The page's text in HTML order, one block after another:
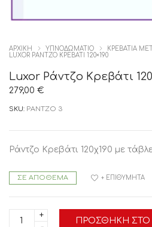
ΑΡΧΙΚΉ ΥΠΝΟΔΩΜΑΤΙΟ
ΚΡΕΒΑΤΙΑ
LUXOR ΡΆΝΤΖΟ ΚΡΕΒΆΤΙ 120×190
Luxor Ράντζο Κρεβάτι
279,00 €
SKU: ΡΑΝΤΖΟ 3
Ράντζο Κρεβάτι 120χ190 με
ΣΕ ΑΠΌΘΕΜΑ
Ράντζο
ΠΡΟΣΘΉΚΗ ΣΤΟ
+ ΕΠΙΘΥΜΗΤΆ